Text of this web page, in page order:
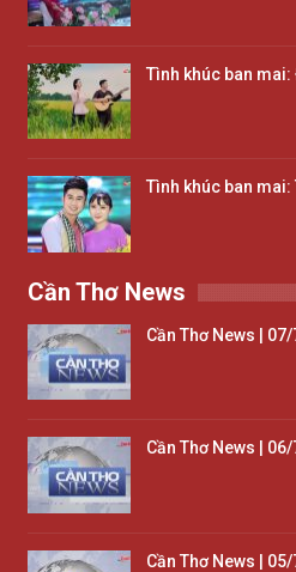
Tình khúc ban
Tình khúc ban
Cần Thơ News
Cần Thơ News |
Cần Thơ News |
Cần Thơ News |